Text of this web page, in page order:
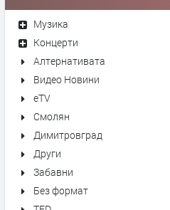
Музика
Концерти
Алтернативата
Видео Новини
eTV
Смолян
Димитровград
Други
Забавни
Без формат